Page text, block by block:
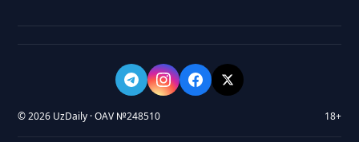
© 2026 UzDaily · OAV №248510 18+